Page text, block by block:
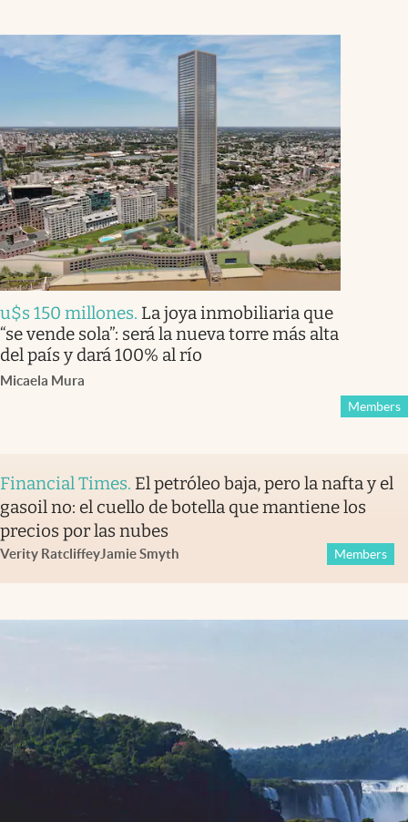
u$s 150 millones. La joya inmobiliaria que
“se vende sola”: será la nueva torre más alta
del país y dará 100% al río
Micaela Mura
Members
Financial Times. El petróleo baja, pero la nafta y el
gasoil no: el cuello de botella que mantiene los
precios por las nubes
Verity RatcliffeyJamie Smyth Members